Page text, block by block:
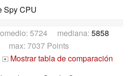
Spy CPU
5724 mediana: 5858
max: 7037 Points
+ Mostrar tabla de comparación